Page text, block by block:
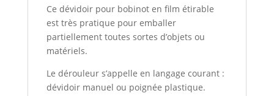
Ce dévidoir pour bobinot en film étirable
est très pratique pour emballer
partiellement toutes sortes d’objets ou
matériels.
Le dérouleur s’appelle en langage courant :
dévidoir manuel ou poignée plastique.